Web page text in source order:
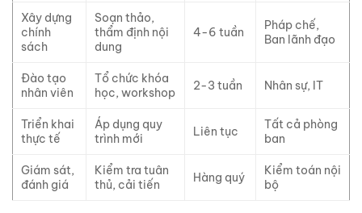
Xây dựng
chính
sách
Soạn thảo,
thẩm định nội
dung
4-6 tuần
Pháp chế,
Ban lãnh đạo
Đào tạo
nhân viên
Tổ chức khóa
học, workshop
2-3 tuần Nhân sự, IT
Triển khai
thực tế
Áp dụng quy
trình mới
Liên tục
Tất cả phòng
ban
Giám sát,
đánh giá
Kiểm tra tuân
thủ, cải tiến
Hàng quý
Kiểm toán nội
bộ